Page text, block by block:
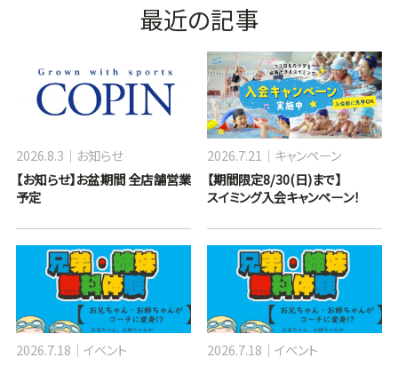
最近の記事
【お知らせ】お盆期間 全店舗営業
予定
2026.8.3
お知らせ
【期間限定8/30(日)まで】
スイミング入会キャンペーン！
2026.7.21 キャンペーン
2026.7.18
イベント
2026.7.18 イベント